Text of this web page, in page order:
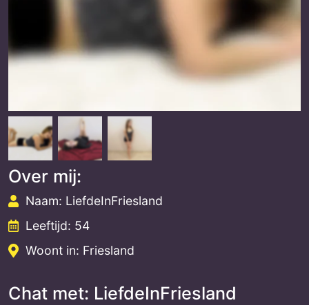
Over mij:
Naam: LiefdeInFriesland
Leeftijd: 54
Woont in: Friesland
Chat met: LiefdeInFriesland